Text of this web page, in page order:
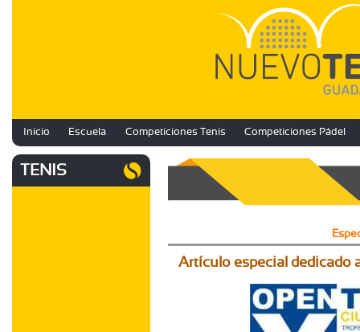
Inicio Escuela Competiciones Tenis Competiciones Pádel
TENIS
Artículo especial dedicado